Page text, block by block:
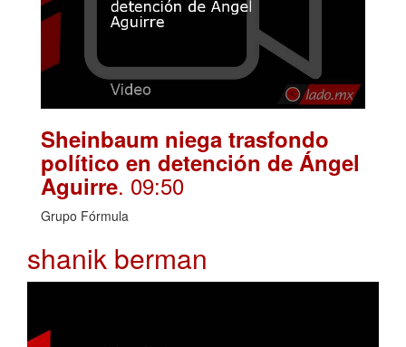
Sheinbaum niega trasfondo
político en detención de Ángel
Aguirre. 09:50
Grupo Fórmula
shanik berman